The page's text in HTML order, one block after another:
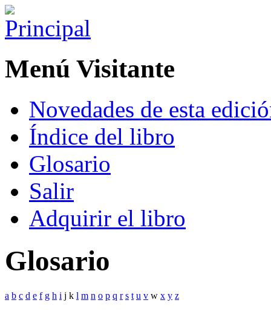
Menú Visitante
Novedades de esta
Índice del libro
Glosario
Salir
Adquirir el libro
Glosario
a b c d e f g h i j k l m n o p q r s t u v w x y z